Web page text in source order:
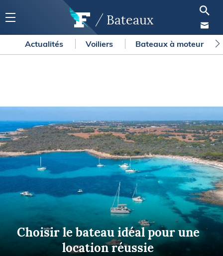
Bateaux
Actualités Voiliers Bateaux à moteur
Choisir le bateau idéal pour une
location réussie